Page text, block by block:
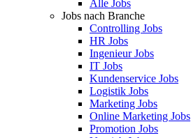
Alle Jobs
Jobs nach Branche
Controlling Jobs
HR Jobs
Ingenieur Jobs
IT Jobs
Kundenservice Jobs
Logistik Jobs
Marketing Jobs
Online Marketing Jobs
Promotion Jobs